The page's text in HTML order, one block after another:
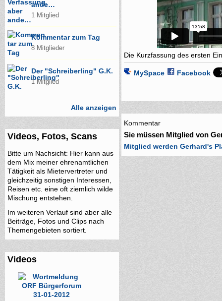
ande…
1 Mitglied
Kommentar zum Tag
8 Mitglieder
Der "Schreiberling" G.K.
1 Mitglied
Alle anzeigen
Videos, Fotos, Scans
Bitte um Nachsicht: Hier kann aus
dem Mix meiner ehrenamtlichen
Tätigkeit als Mietervertreter und
gleichzeitig sonstigen Interessen,
Reisen etc. eine oft ziemlich wilde
Mischung entstehen.
Im weiteren Verlauf sind aber alle
Beiträge, Fotos und Clips nach
Themengebieten sortiert.
Videos
Die Kurzfassung des ersten
MySpace Facebook
Kommentar
Sie müssen Mitglied von
Mitglied werden Gerhard's